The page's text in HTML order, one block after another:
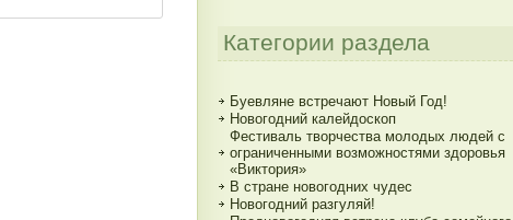
Категории раздела
Буевляне встречают Новый Год!
Новогодний калейдоскоп
Фестиваль творчества молодых людей с
ограниченными возможностями здоровья
«Виктория»
В стране новогодних чудес
Новогодний разгуляй!